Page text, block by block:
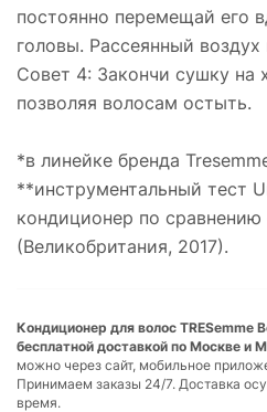
постоянно перемещай его
головы. Рассеянный
Совет 4: Закончи сушку на
позволяя волосам остыть.
*в линейке бренда
**инструментальный тест
кондиционер по
(Великобритания, 2017).
Кондиционер для волос TRESemmе
бесплатной доставкой по Москве и
можно через сайт, мобильное
Принимаем заказы 24/7. Доставка
время.